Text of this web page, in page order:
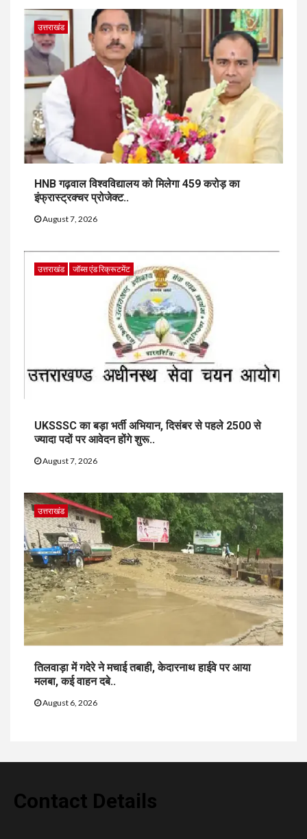
उत्तराखंड
HNB गढ़वाल विश्वविद्यालय को मिलेगा 459 करोड़ का
इंफ्रास्ट्रक्चर प्रोजेक्ट..
August 7, 2026
उत्तराखंड जॉब्स एंड रिक्रूटमेंट
UKSSSC का बड़ा भर्ती अभियान, दिसंबर से पहले 2500 से
ज्यादा पदों पर आवेदन होंगे शुरू..
August 7, 2026
उत्तराखंड
तिलवाड़ा में गदेरे ने मचाई तबाही, केदारनाथ हाईवे पर आया
मलबा, कई वाहन दबे..
August 6, 2026
Contact Details